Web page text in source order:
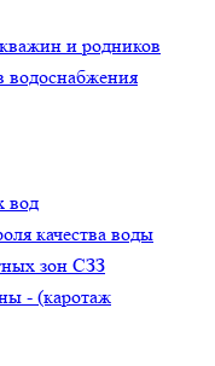
и родников
водоснабжения
вод
качества воды
зон СЗЗ
- (каротаж